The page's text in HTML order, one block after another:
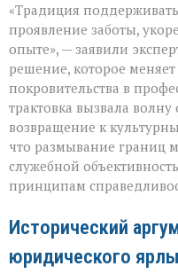
«Традиция
проявление заботы,
опыте», — заявили
решение, которое
покровительства в
трактовка вызвала
возвращение к
что размывание границ
служебной
принципам
Исторический
юридического